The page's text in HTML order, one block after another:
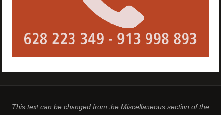
This text can be changed from the Miscellaneous section of the